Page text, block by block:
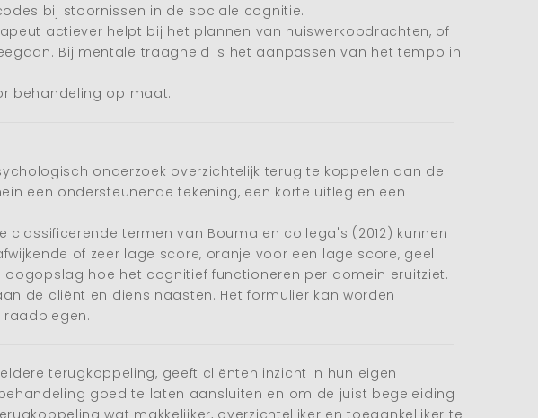
bij stoornissen in de sociale cognitie.
actiever helpt bij het plannen van huiswerkopdrachten, of
Bij mentale traagheid is het aanpassen van het tempo in
behandeling op maat.
onderzoek overzichtelijk terug te koppelen aan de
een ondersteunende tekening, een korte uitleg en een
termen van Bouma en collega's (2012) kunnen
of zeer lage score, oranje voor een lage score, geel
hoe het cognitief functioneren per domein eruitziet.
de cliënt en diens naasten. Het formulier kan worden
terugkoppeling, geeft cliënten inzicht in hun eigen
goed te laten aansluiten en om de juist begeleiding
wat makkelijker, overzichtelijker en toegankelijker te